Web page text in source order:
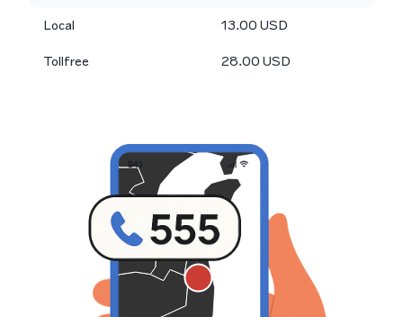
Local
13.00USD
Tollfree
28.00USD